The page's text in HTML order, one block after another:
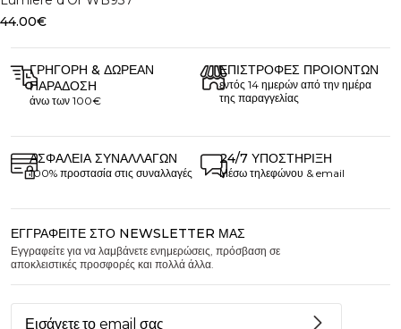
44.00€
ΓΡΉΓΟΡΗ & ΔΩΡΕΆΝ
ΠΑΡΆΔΟΣΗ
άνω των 100€
ΕΠΙΣΤΡΟΦΈΣ ΠΡΟΙΌΝΤΩΝ
εντός 14 ημερών από την ημέρα
της παραγγελίας
ΑΣΦΆΛΕΙΑ ΣΥΝΑΛΛΑΓΏΝ
100% προστασία στις συναλλαγές
24/7 ΥΠΟΣΤΉΡΙΞΗ
Μέσω τηλεφώνου & email
ΕΓΓΡΑΦΕΊΤΕ ΣΤΟ NEWSLETTER ΜΑΣ
Εγγραφείτε για να λαμβάνετε ενημερώσεις, πρόσβαση σε
αποκλειστικές προσφορές και πολλά άλλα.